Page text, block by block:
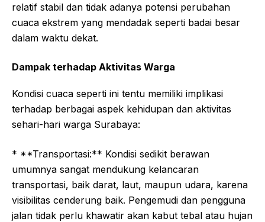
relatif stabil dan tidak adanya potensi perubahan
cuaca ekstrem yang mendadak seperti badai besar
dalam waktu dekat.
Dampak terhadap Aktivitas Warga
Kondisi cuaca seperti ini tentu memiliki implikasi
terhadap berbagai aspek kehidupan dan aktivitas
sehari-hari warga Surabaya:
* **Transportasi:** Kondisi sedikit berawan
umumnya sangat mendukung kelancaran
transportasi, baik darat, laut, maupun udara, karena
visibilitas cenderung baik. Pengemudi dan pengguna
jalan tidak perlu khawatir akan kabut tebal atau hujan